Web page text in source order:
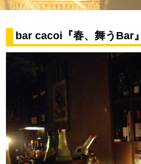
bar cacoi『春、舞うBar』